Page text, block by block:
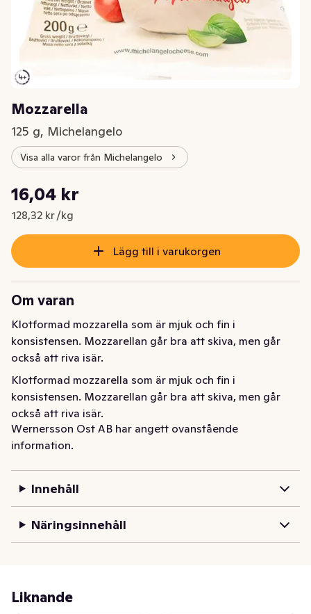
Mozzarella
125 g, Michelangelo
Visa alla varor från Michelangelo
Nuvarande pris är: 16,04 kr
16,04 kr
128,32 kr /kg
Styckpris: 128,32 kr /kg
Lägg till i varukorgen
Om varan
Klotformad mozzarella som är mjuk och fin i
konsistensen. Mozzarellan går bra att skiva, men går
också att riva isär.
Klotformad mozzarella som är mjuk och fin i
konsistensen. Mozzarellan går bra att skiva, men går
också att riva isär.
Wernersson Ost AB har angett ovanstående
information.
Innehåll
Näringsinnehåll
Liknande